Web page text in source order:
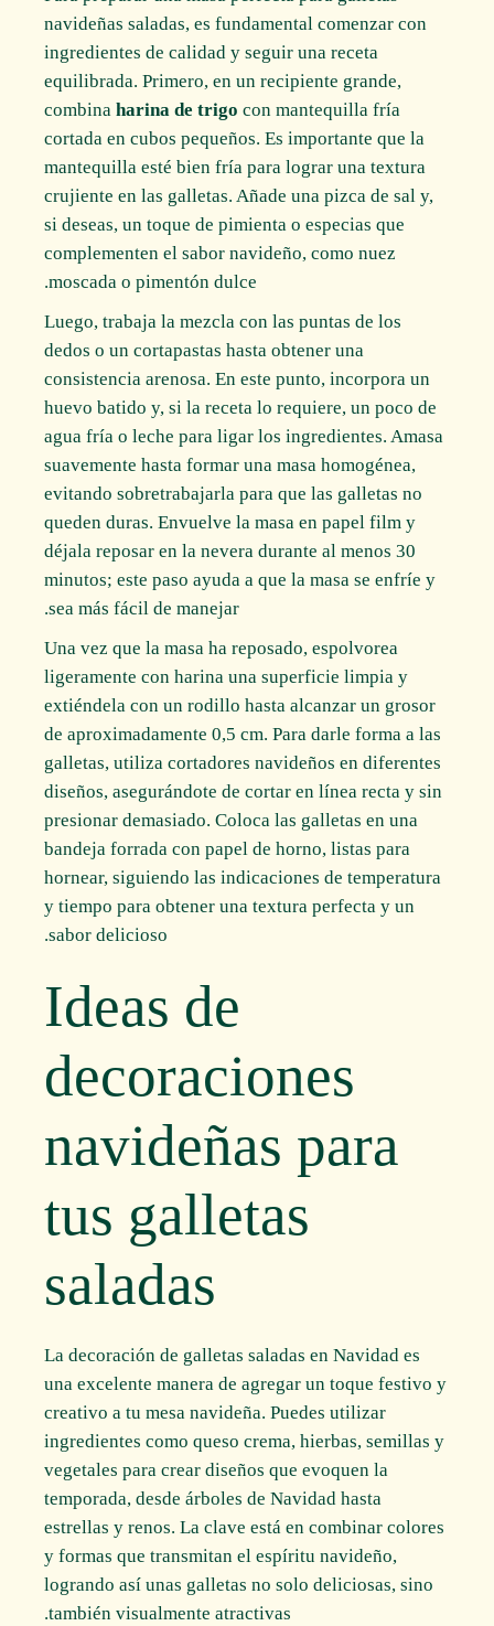
navideñas saladas, es fundamental comenzar con
ingredientes de calidad y seguir una receta
equilibrada. Primero, en un recipiente grande,
combinaharina de trigo con mantequilla fría
cortada en cubos pequeños. Es importante que la
mantequilla esté bien fría para lograr una textura
crujiente en las galletas. Añade una pizca de sal y,
si deseas, un toque de pimienta o especias que
complementen el sabor navideño, como nuez
moscada o pimentón dulce.
Luego, trabaja la mezcla con las puntas de los
dedos o un cortapastas hasta obtener una
consistencia arenosa. En este punto, incorpora un
huevo batido y, si la receta lo requiere, un poco de
agua fría o leche para ligar los ingredientes. Amasa
suavemente hasta formar una masa homogénea,
evitando sobretrabajarla para que las galletas no
queden duras. Envuelve la masa en papel film y
déjala reposar en la nevera durante al menos 30
minutos; este paso ayuda a que la masa se enfríe y
sea más fácil de manejar.
Una vez que la masa ha reposado, espolvorea
ligeramente con harina una superficie limpia y
extiéndela con un rodillo hasta alcanzar un grosor
de aproximadamente 0,5 cm. Para darle forma a las
galletas, utiliza cortadores navideños en diferentes
diseños, asegurándote de cortar en línea recta y sin
presionar demasiado. Coloca las galletas en una
bandeja forrada con papel de horno, listas para
hornear, siguiendo las indicaciones de temperatura
y tiempo para obtener una textura perfecta y un
sabor delicioso.
Ideas de
decoraciones
navideñas para
tus galletas
saladas
La decoración de galletas saladas en Navidad es
una excelente manera de agregar un toque festivo y
creativo a tu mesa navideña. Puedes utilizar
ingredientes como queso crema, hierbas, semillas y
vegetales para crear diseños que evoquen la
temporada, desde árboles de Navidad hasta
estrellas y renos. La clave está en combinar colores
y formas que transmitan el espíritu navideño,
logrando así unas galletas no solo deliciosas, sino
también visualmente atractivas.